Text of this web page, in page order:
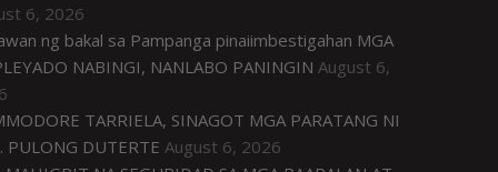
6, 2026
ng bakal sa Pampanga pinaiimbestigahan MGA
NABINGI, NANLABO PANINGIN August 6,
TARRIELA, SINAGOT MGA PARATANG NI
PULONG DUTERTE August 6, 2026